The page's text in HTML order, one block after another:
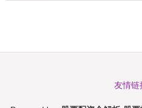
友情链